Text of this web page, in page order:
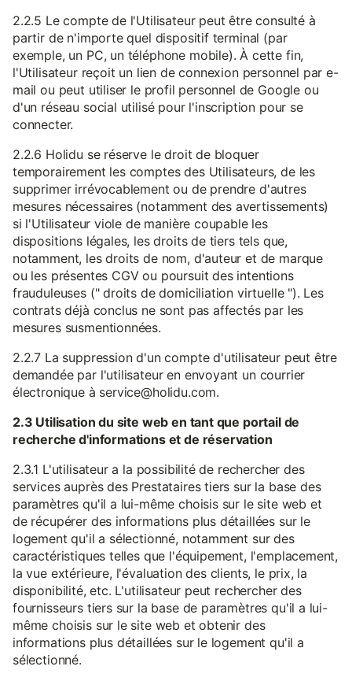
2.2.5 Le compte de l'Utilisateur peut être consulté à
partir de n'importe quel dispositif terminal (par
exemple, un PC, un téléphone mobile). À cette fin,
l'Utilisateur reçoit un lien de connexion personnel par e-
mail ou peut utiliser le profil personnel de Google ou
d'un réseau social utilisé pour l'inscription pour se
connecter.
2.2.6 Holidu se réserve le droit de bloquer
temporairement les comptes des Utilisateurs, de les
supprimer irrévocablement ou de prendre d'autres
mesures nécessaires (notamment des avertissements)
si l'Utilisateur viole de manière coupable les
dispositions légales, les droits de tiers tels que,
notamment, les droits de nom, d'auteur et de marque
ou les présentes CGV ou poursuit des intentions
frauduleuses (" droits de domiciliation virtuelle "). Les
contrats déjà conclus ne sont pas affectés par les
mesures susmentionnées.
2.2.7 La suppression d'un compte d'utilisateur peut être
demandée par l'utilisateur en envoyant un courrier
électronique à service@holidu.com.
2.3 Utilisation du site web en tant que portail de
recherche d'informations et de réservation
2.3.1 L'utilisateur a la possibilité de rechercher des
services auprès des Prestataires tiers sur la base des
paramètres qu'il a lui-même choisis sur le site web et
de récupérer des informations plus détaillées sur le
logement qu'il a sélectionné, notamment sur des
caractéristiques telles que l'équipement, l'emplacement,
la vue extérieure, l'évaluation des clients, le prix, la
disponibilité, etc. L'utilisateur peut rechercher des
fournisseurs tiers sur la base de paramètres qu'il a lui-
même choisis sur le site web et obtenir des
informations plus détaillées sur le logement qu'il a
sélectionné.